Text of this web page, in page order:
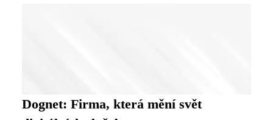
Dognet: Firma, která mění svět